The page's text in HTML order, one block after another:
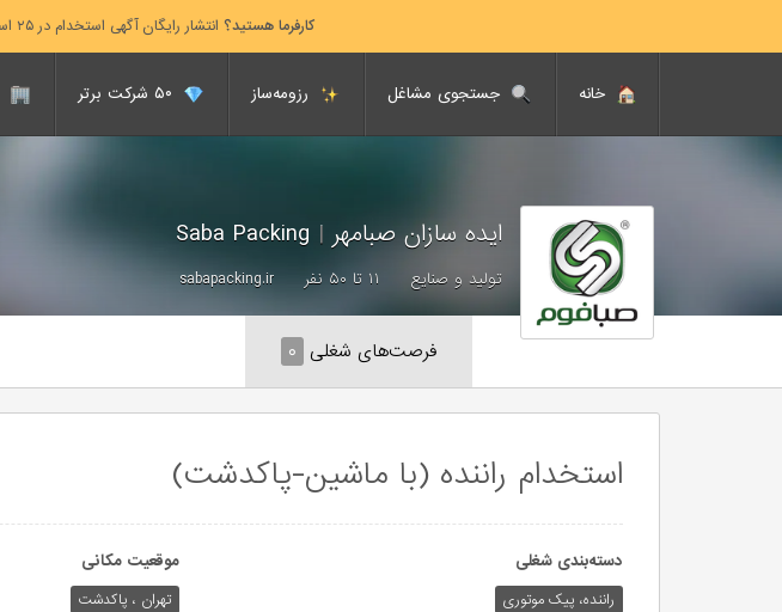
کارفرما هستید؟ انتشار رایگان آگهی استخدام در ۲۵ استان و ۲۶ دسته‌بندی شغلی
خانه جستجوی مشاغل رزومه‌ساز
ایده سازان صبامهر |
تولید و صنایع ۱۱ تا ۵۰ نفر sabapacking.ir
فرصت‌های شغلی ۰
استخدام راننده (با ماشین-پاکدشت)
دسته‌بندی شغلی
راننده، پیک موتوری
موقعیت مکانی
تهران ، پاکدشت